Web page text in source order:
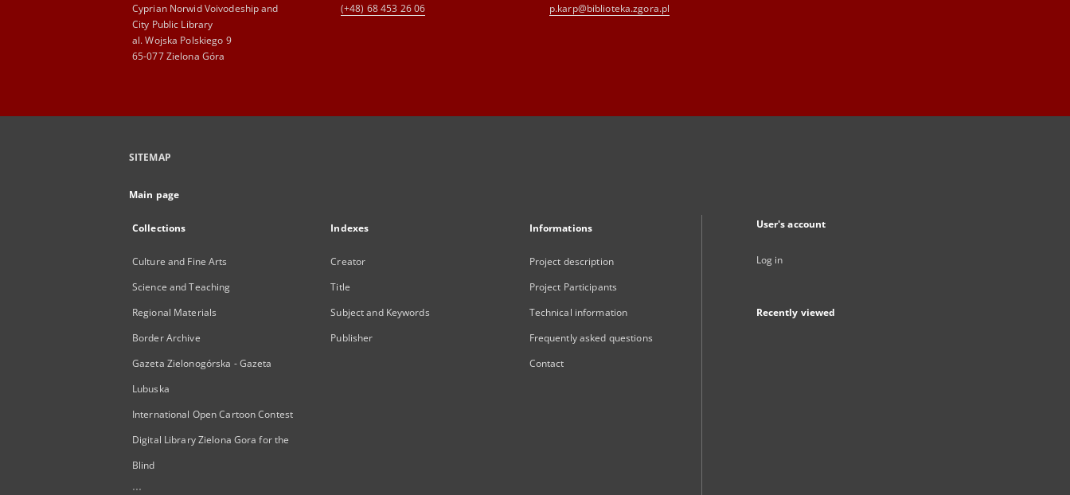
Cyprian Norwid Voivodeship and
City Public Library
al. Wojska Polskiego 9
65-077 Zielona Góra
(+48) 68 453 26 06 p.karp@biblioteka.zgora.pl
SITEMAP
Main page
Collections
Culture and Fine Arts
Science and Teaching
Regional Materials
Border Archive
Gazeta Zielonogórska - Gazeta
Lubuska
International Open Cartoon Contest
Digital Library Zielona Gora for the
Blind
...
Indexes
Creator
Title
Subject and Keywords
Publisher
Informations
Project description
Project Participants
Technical information
Frequently asked questions
Contact
User's account
Log in
Recently viewed